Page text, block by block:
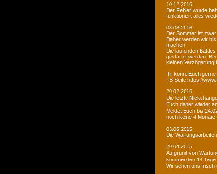
10.12.2016
Der Fehler wurde
funktioniert alles
08.08.2016
Der Sommer ist
Daher werden wir
machen.
Die laufenden
gestartet werden.
kleinen Verzögerung
Ihr könnt Euch
FB Seite https://
20.02.2016
Die letzte
Euch daher wieder
Meldet Euch bis
noch keine 4
03.05.2015
Die
20.04.2015
Aufgrund von
kommenden 14
Wir sehen uns frisch